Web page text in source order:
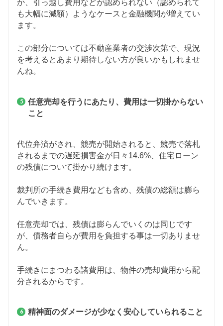
か、引っ越し費用などが認められない（認められて
も大幅に減額）ようなケースと金融機関が増えてい
ます。
この部分については不動産業者の交渉次第で、現況
を考えるとあまり期待しない方が良いかもしれませ
んね。
任意売却を行うにあたり、費用は一切掛からない
こと
代位弁済がされ、競売が開始されると、競売で落札
されるまでの遅延損害金が日々14.6%、住宅ローン
の残債について掛かり続けます。
裁判所の手続き費用なども含め、残債の総額は膨ら
んでいきます。
任意売却では、残債は膨らんでいくのは同じです
が、債務者自らが費用を負担する事は一切ありませ
ん。
手続きにまつわる諸費用は、物件の売却費用から配
分されるからです。
精神面のダメージが少なく安心していられること